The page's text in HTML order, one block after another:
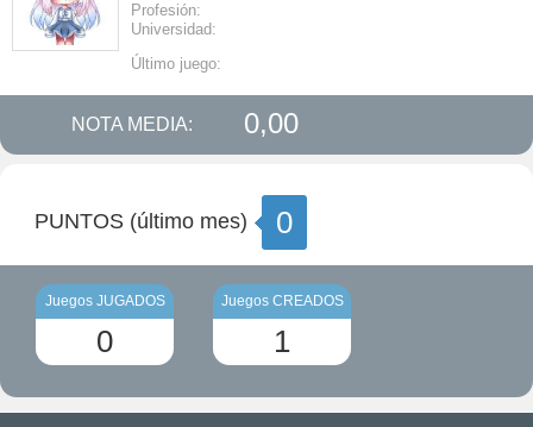
Profesión:
Universidad:
Último juego:
NOTA MEDIA: 0,00
PUNTOS (último mes) 0
Juegos JUGADOS
0
Juegos CREADOS
1